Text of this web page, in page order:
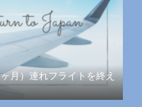
月）連れフライトを終え